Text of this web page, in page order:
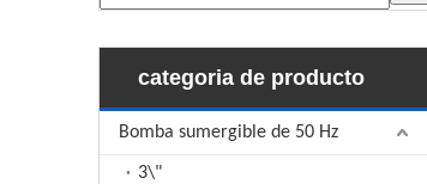
categoria de producto
Bomba sumergible de 50 Hz
3\"